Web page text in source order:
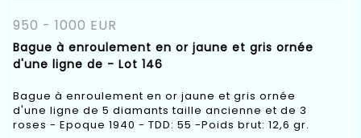
950 - 1000 EUR
Bague à enroulement en or jaune et gris ornée
d'une ligne de - Lot 146
Bague à enroulement en or jaune et gris ornée
d'une ligne de 5 diamants taille ancienne et de 3
roses - Epoque 1940 - TDD: 55 -Poids brut: 12,6 gr.